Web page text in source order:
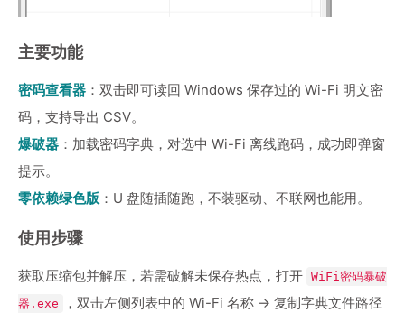
主要功能
密码查看器 ：双击即可读回 Windows 保存过的 Wi-Fi 明文密
码，支持导出 CSV。
爆破器 ：加载密码字典，对选中 Wi-Fi 离线跑码，成功即弹窗
提示。
零依赖绿色版 ：U 盘随插随跑，不装驱动、不联网也能用。
使用步骤
获取压缩包并解压，若需破解未保存热点，打开 WiFi密码暴破
器.exe
，双击左侧列表中的 Wi-Fi 名称 → 复制字典文件路径